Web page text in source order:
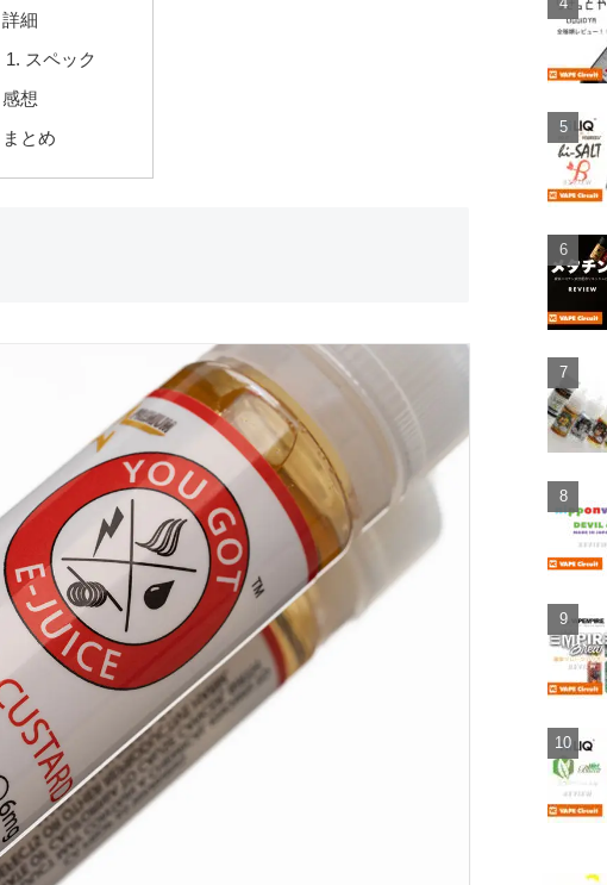
詳細
スペック
感想
まとめ